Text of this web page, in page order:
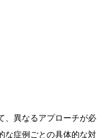
、異なるアプローチが必
な症例ごとの具体的な対